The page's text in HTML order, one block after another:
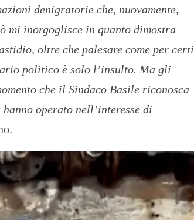
denigratorie che, nuovamente,
mi inorgoglisce in quanto dimostra
oltre che palesare come per certi
politico è solo l’insulto. Ma gli
che il Sindaco Basile riconosca
operato nell’interesse di